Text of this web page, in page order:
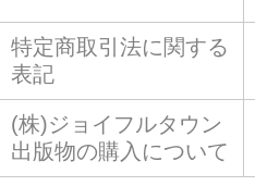
特定商取引法に関する
表記
(株)ジョイフルタウン
出版物の購入について